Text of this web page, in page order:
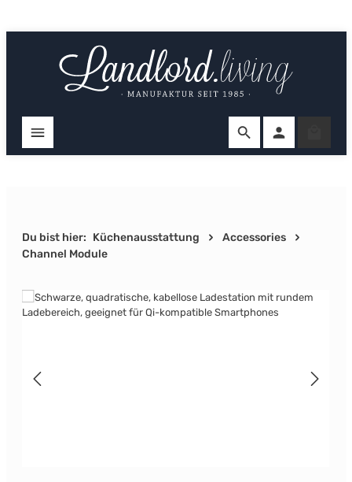
Du bist hier: Küchenausstattung
Accessories
Channel Module
Bildergalerie überspringen